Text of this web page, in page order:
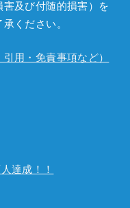
及び付随的損害）を
ください。
用・免責事項など）
達成！！